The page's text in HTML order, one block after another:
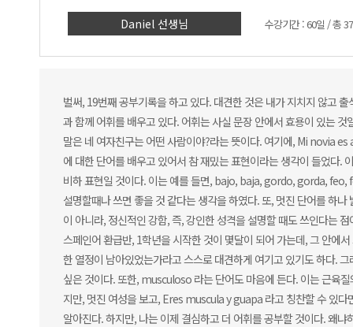
Daniel 선생님 수강기간 : 60일 / 총
벌써, 19번째 공부기록을 하고 있다. 대견한 것은 내가 지치지 않고
과 함께 어휘를 배우고 있다. 어휘는 사실 문장 안에서 효용이 있는
말은 네 여자친구는 어떤 사람이야?라는 뜻이다. 여기에, Mi novia
에 대한 단어를 배우고 있어서 참 재밌는 표현이라는 생각이 들었다.
비하 표현일 것이다. 이는 예를 들면, bajo, baja, gordo, gorda, feo,
설명할때나 쓰면 좋을 것 같다는 생각을 하였다. 또, 멋진 단어를 하
이 아니라, 정신적인 강함, 즉, 강인한 성격을 설명할 때도 쓰인다는
스페인어 환급반, 1학년을 시작한 것이 몇달이 되어 가는데, 그 안에
한 열정이 남아있었는가라고 스스로 대견하게 여기고 있기도 하다.
싶은 것이다. 또한, musculoso 라는 단어도 마음에 든다. 이는 근육
지만, 멋진 여성을 보고, Eres muscula y guapa 라고 칭찬할 수 있다
알아진다. 하지만, 나는 이제 결심하고 더 어휘를 공부할 것이다. 왜